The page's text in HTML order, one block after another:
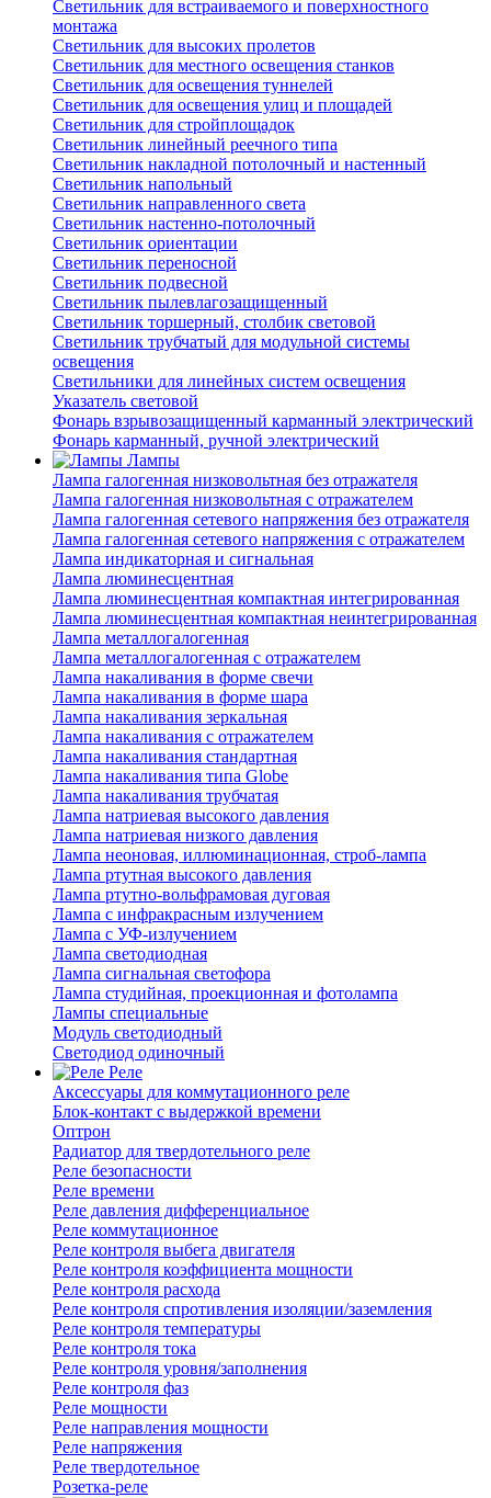
Светильник для встраиваемого и поверхностного
монтажа
Светильник для высоких пролетов
Светильник для местного освещения станков
Светильник для освещения туннелей
Светильник для освещения улиц и площадей
Светильник для стройплощадок
Светильник линейный реечного типа
Светильник накладной потолочный и настенный
Светильник напольный
Светильник направленного света
Светильник настенно-потолочный
Светильник ориентации
Светильник переносной
Светильник подвесной
Светильник пылевлагозащищенный
Светильник торшерный, столбик световой
Светильник трубчатый для модульной системы
освещения
Светильники для линейных систем освещения
Указатель световой
Фонарь взрывозащищенный карманный электрический
Фонарь карманный, ручной электрический
Лампы
Лампа галогенная низковольтная без отражателя
Лампа галогенная низковольтная с отражателем
Лампа галогенная сетевого напряжения без отражателя
Лампа галогенная сетевого напряжения с отражателем
Лампа индикаторная и сигнальная
Лампа люминесцентная
Лампа люминесцентная компактная интегрированная
Лампа люминесцентная компактная неинтегрированная
Лампа металлогалогенная
Лампа металлогалогенная с отражателем
Лампа накаливания в форме свечи
Лампа накаливания в форме шара
Лампа накаливания зеркальная
Лампа накаливания с отражателем
Лампа накаливания стандартная
Лампа накаливания типа Globe
Лампа накаливания трубчатая
Лампа натриевая высокого давления
Лампа натриевая низкого давления
Лампа неоновая, иллюминационная, строб-лампа
Лампа ртутная высокого давления
Лампа ртутно-вольфрамовая дуговая
Лампа с инфракрасным излучением
Лампа с УФ-излучением
Лампа светодиодная
Лампа сигнальная светофора
Лампа студийная, проекционная и фотолампа
Лампы специальные
Модуль светодиодный
Светодиод одиночный
Реле
Аксессуары для коммутационного реле
Блок-контакт с выдержкой времени
Оптрон
Радиатор для твердотельного реле
Реле безопасности
Реле времени
Реле давления дифференциальное
Реле коммутационное
Реле контроля выбега двигателя
Реле контроля коэффициента мощности
Реле контроля расхода
Реле контроля спротивления изоляции/заземления
Реле контроля температуры
Реле контроля тока
Реле контроля уровня/заполнения
Реле контроля фаз
Реле мощности
Реле направления мощности
Реле напряжения
Реле твердотельное
Розетка-реле